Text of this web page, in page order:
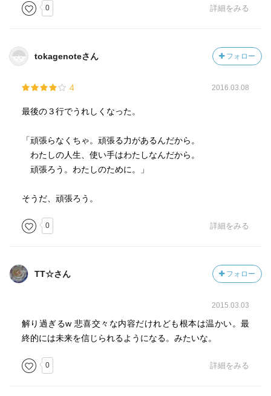
0 詳細をみる
tokagenoteさん フォロー
4 2016.03.08
最後の３行でうれしくなった。
「頑張らなくちゃ。頑張る力があるんだから。
わたしの人生、使い手はわたしなんだから。
頑張ろう。わたしのために。」
そうだ、頑張ろう。
0 詳細をみる
TT☆さん フォロー
2015.03.03
解り過ぎるw 悲喜交々な内容だけれども根本は温かい。最
終的には未来を信じられるようになる。みたいな。
0 詳細をみる